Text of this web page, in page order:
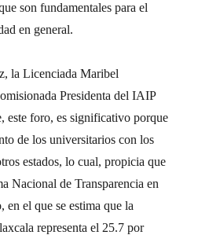
son fundamentales para el
en general.
la Licenciada Maribel
Presidenta del IAIP
este foro, es significativo porque
de los universitarios con los
estados, lo cual, propicia que
Nacional de Transparencia en
en el que se estima que la
representa el 25.7 por